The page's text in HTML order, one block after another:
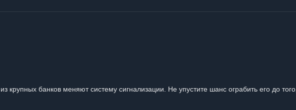
крупных банков меняют систему сигнализации. Не упустите шанс ограбить его до того,